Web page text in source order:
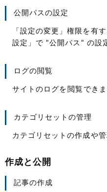
公開パスの設定
「設定の変更」権限を有
設定」で "公開パス" の設
ログの閲覧
サイトのログを閲覧できま
カテゴリセットの管理
カテゴリセットの作成や管
作成と公開
記事の作成